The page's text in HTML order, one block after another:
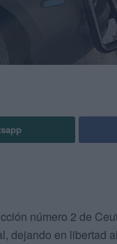
número 2 de
dejando en libertad